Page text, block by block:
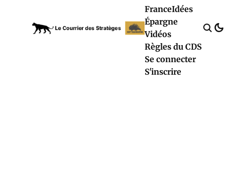
FranceIdées
Épargne
Vidéos
Règles du CDS
Se connecter
S'inscrire